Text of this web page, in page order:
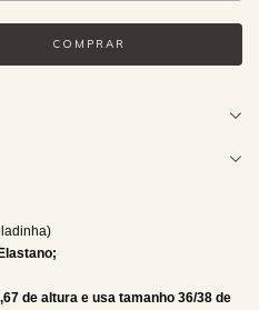
de altura e usa tamanho 36/38 de